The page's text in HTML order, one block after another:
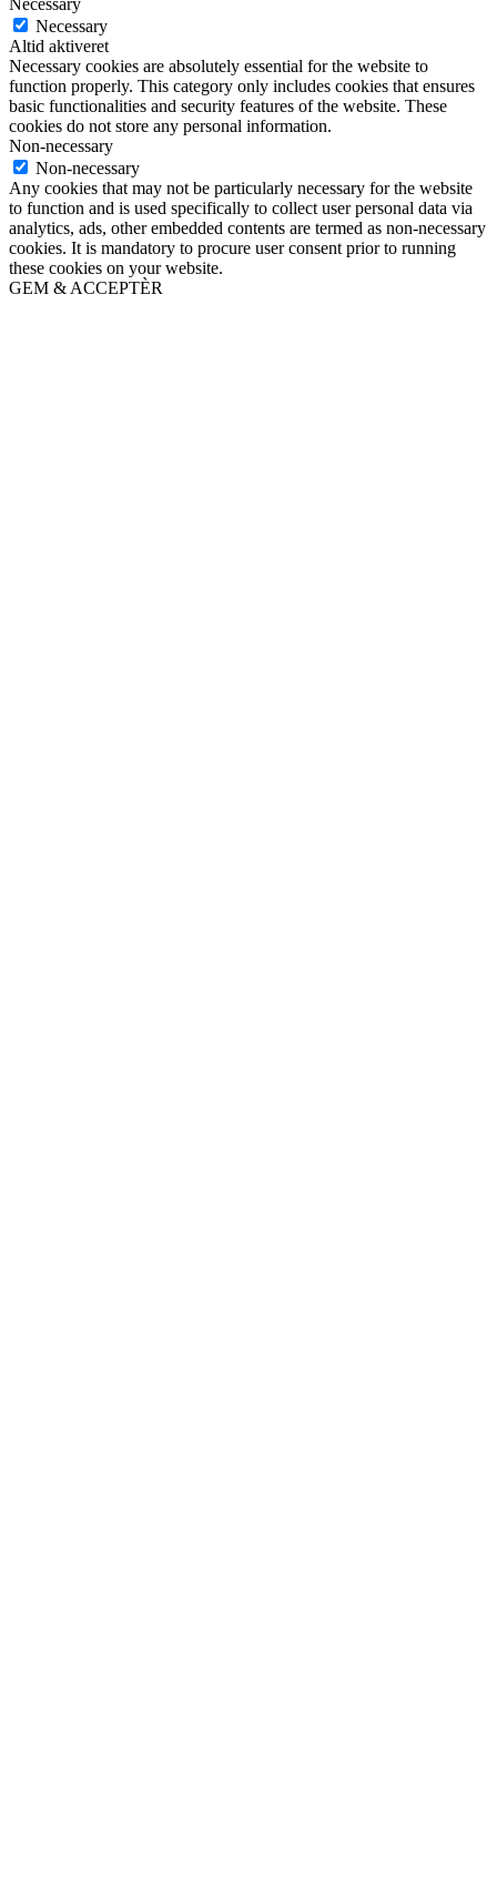
Necessary
Necessary
Altid aktiveret
Necessary cookies are absolutely essential for the website to
function properly. This category only includes cookies that ensures
basic functionalities and security features of the website. These
cookies do not store any personal information.
Non-necessary
Non-necessary
Any cookies that may not be particularly necessary for the website
to function and is used specifically to collect user personal data via
analytics, ads, other embedded contents are termed as non-necessary
cookies. It is mandatory to procure user consent prior to running
these cookies on your website.
GEM & ACCEPTÈR